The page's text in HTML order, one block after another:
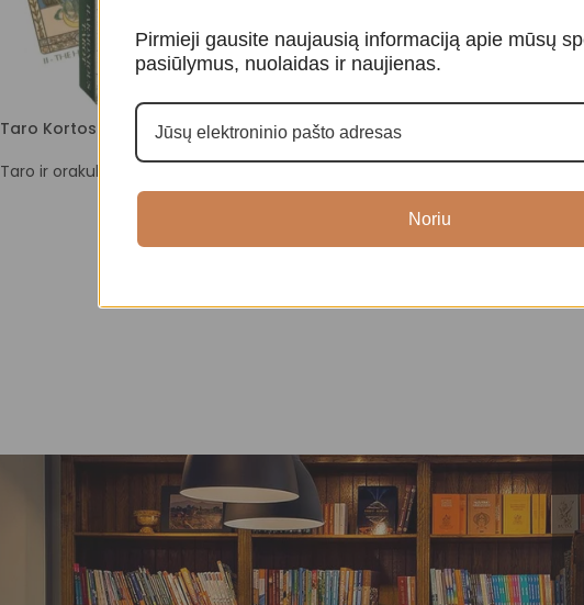
Taro Kortos Harmonious Mini
Taro ir orakulo kortos
19,00€
Oracle Kortos The Secret
Language of Light
Taro ir orakulo kortos, Orakulo
Pirmieji gausite naujausią informaciją apie mūsų
pasiūlymus, nuolaidas ir naujienas.
Noriu